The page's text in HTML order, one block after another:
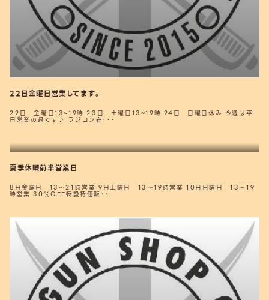
22日金曜日営業してます。
22日 金曜日13~19時 23日 土曜日13~19時 24日 日曜日休み 今週は平
日営業の週です♪ ラジコン在･･･
夏季休暇前半営業日
8日金曜日 13～21時営業 9日土曜日 13～19時営業 10日日曜日 13～19
時営業 30%OFF特設特価販･･･